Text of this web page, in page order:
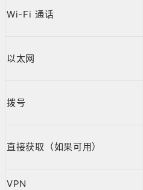
Wi-Fi 通话
以太网
拨号
直接获取（如果可用）
VPN